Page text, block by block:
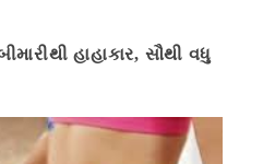
હાહાકાર, સૌથી વધુ